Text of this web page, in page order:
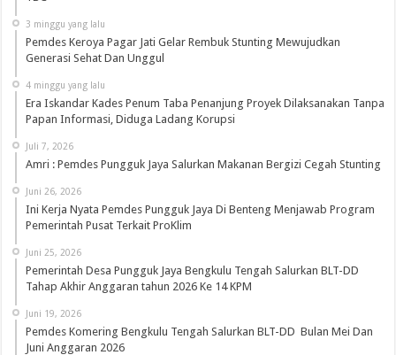
3 minggu yang lalu
Pemdes Keroya Pagar Jati Gelar Rembuk Stunting Mewujudkan
Generasi Sehat Dan Unggul
4 minggu yang lalu
Era Iskandar Kades Penum Taba Penanjung Proyek Dilaksanakan Tanpa
Papan Informasi, Diduga Ladang Korupsi
Juli 7, 2026
Amri : Pemdes Pungguk Jaya Salurkan Makanan Bergizi Cegah Stunting
Juni 26, 2026
Ini Kerja Nyata Pemdes Pungguk Jaya Di Benteng Menjawab Program
Pemerintah Pusat Terkait ProKlim
Juni 25, 2026
Pemerintah Desa Pungguk Jaya Bengkulu Tengah Salurkan BLT-DD
Tahap Akhir Anggaran tahun 2026 Ke 14 KPM
Juni 19, 2026
Pemdes Komering Bengkulu Tengah Salurkan BLT-DD Bulan Mei Dan
Juni Anggaran 2026